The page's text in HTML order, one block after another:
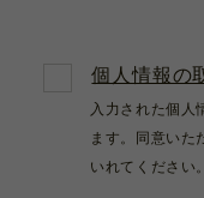
個人情報の
入力された個人
ます。同意いた
いれてください。